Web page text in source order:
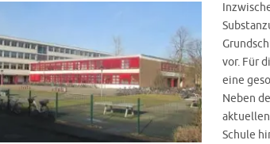
vor. Für
eine
Neben
Schule